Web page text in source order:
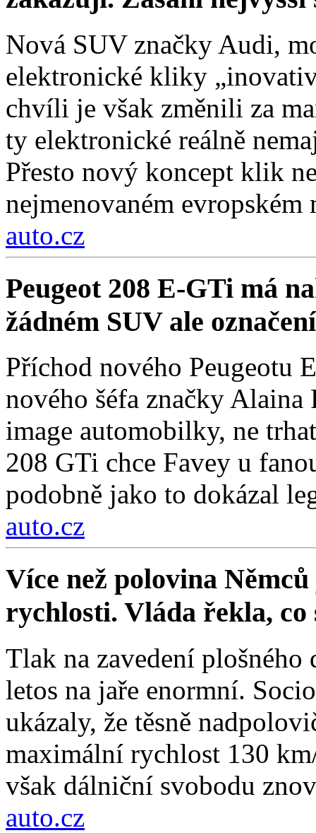
Nová SUV značky Audi,
elektronické kliky
chvíli je však změnili za
ty elektronické reálně
Přesto nový koncept klik
nejmenovaném evropském
auto.cz
Peugeot 208 E-GTi má
žádném SUV ale
Příchod nového Peugeotu
nového šéfa značky
image automobilky, ne
208 GTi chce Favey u
podobně jako to dokázal
auto.cz
Více než polovina
rychlosti. Vláda řekla, co
Tlak na zavedení
letos na jaře enormní.
ukázaly, že těsně
maximální rychlost 130
však dálniční svobodu
auto.cz